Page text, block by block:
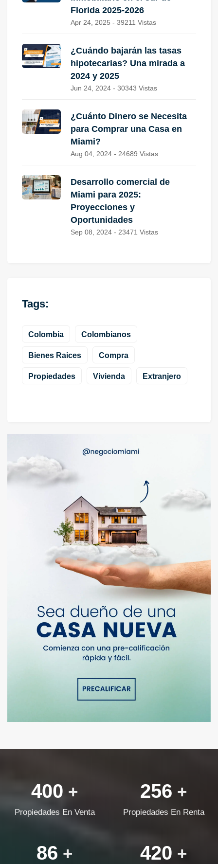
Florida 2025-2026
Apr 24, 2025 - 39211 Vistas
¿Cuándo bajarán las tasas
hipotecarias? Una mirada a
2024 y 2025
Jun 24, 2024 - 30343 Vistas
¿Cuánto Dinero se Necesita
para Comprar una Casa en
Miami?
Aug 04, 2024 - 24689 Vistas
Desarrollo comercial de
Miami para 2025:
Proyecciones y
Oportunidades
Sep 08, 2024 - 23471 Vistas
Tags:
Colombia Colombianos
Bienes Raices Compra
Propiedades Vivienda Extranjero
400 +
Propiedades En Venta
256 +
Propiedades En Renta
86 + 420 +